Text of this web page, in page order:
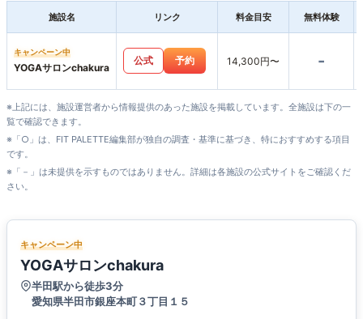
施設名 リンク 料金目安 無料体験
キャンペーン中
YOGAサロンchakura
公式 予約 14,300円〜 -
※上記には、施設運営者から情報提供のあった施設を掲載しています。全施設は下の一
覧で確認できます。
※「○」は、FIT PALETTE編集部が独自の調査・基準に基づき、特におすすめする項目
です。
※「－」は未提供を示すものではありません。詳細は各施設の公式サイトをご確認くだ
さい。
キャンペーン中
YOGAサロンchakura
半田駅から徒歩3分
愛知県半田市銀座本町３丁目１５